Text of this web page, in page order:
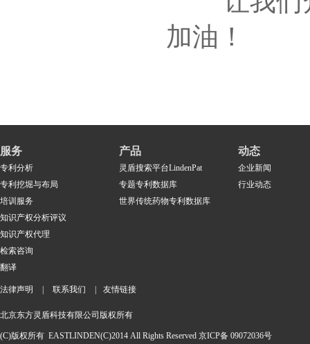
加油！
服务
专利分析
专利挖堀与布局
培训服务
知识产权分析评议
知识产权代理
检索咨询
翻译
产品
灵盾搜索平台LindenPat
专题专利数据库
世界传统药物专利数据库
动态
企业新闻
行业动态
法律声明 联系我们 友情链接
北京东方灵盾科技有限公司版权所有
(C)版权所有 EASTLINDEN(C)2014 All Rights Reserved 京ICP备 09072036号